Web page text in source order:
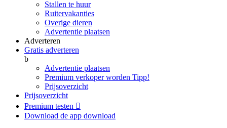
Stallen te huur
Ruitervakanties
Overige dieren
Advertentie plaatsen
Adverteren
Gratis adverteren
b
Advertentie plaatsen
Premium verkoper worden Tipp!
Prijsoverzicht
Prijsoverzicht
Premium testen 
Download de app download